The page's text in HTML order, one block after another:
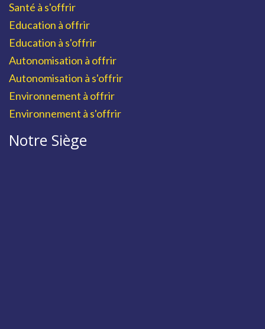
Santé à s'offrir
Education à offrir
Education à s'offrir
Autonomisation à offrir
Autonomisation à s'offrir
Environnement à offrir
Environnement à s'offrir
Notre Siège